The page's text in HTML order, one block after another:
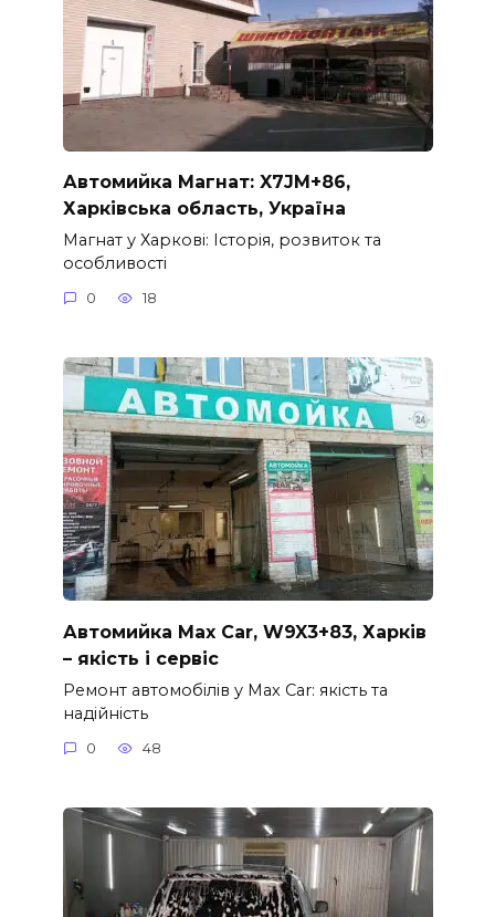
Автомийка Магнат: X7JM+86,
Харківська область, Україна
Магнат у Харкові: Історія, розвиток та
особливості
0 18
Автомийка Max Car, W9X3+83, Харків
– якість і сервіс
Ремонт автомобілів у Max Car: якість та
надійність
0 48